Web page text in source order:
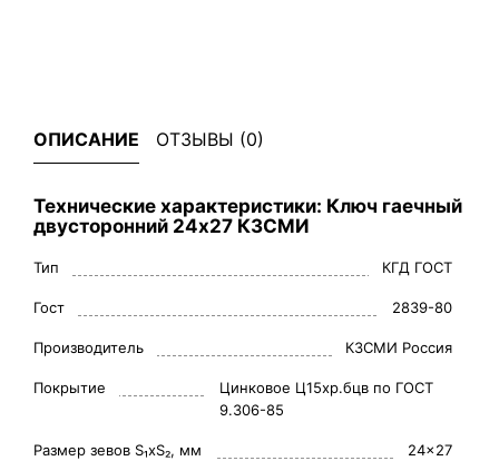
ОПИСАНИЕ ОТЗЫВЫ (0)
Технические характеристики: Ключ гаечный
двусторонний 24х27 КЗСМИ
Тип КГД ГОСТ
Гост 2839-80
Производитель КЗСМИ Россия
Покрытие
Цинковое Ц15хр.бцв по ГОСТ
9.306-85
Размер зевов S₁xS₂, мм 24x27